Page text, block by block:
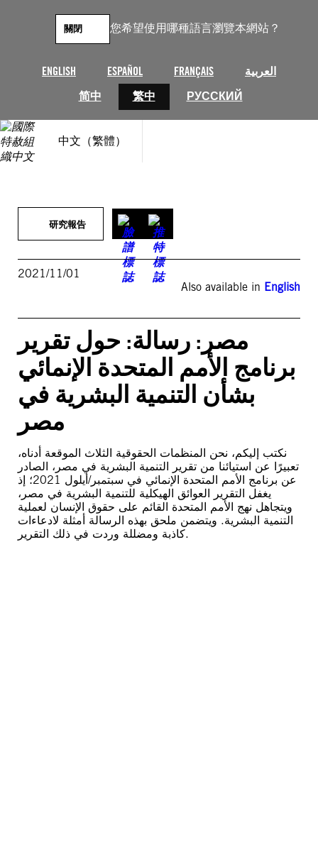
您希望使用哪種語言瀏覽本網站？
ENGLISH ESPAÑOL FRANÇAIS
العربية
简中
繁中 РУССКИЙ
關閉
中文（繁體）
研究報告
2021/11/01
Also available in English
مصر: رسالة: حول تقرير
برنامج الأمم المتحدة الإنمائي
بشأن التنمية البشرية في
مصر
نكتب إليكم، نحن المنظمات الحقوقية الثلاث الموقعة أدناه،
تعبيرًا عن استيائنا من تقرير التنمية البشرية في مصر، الصادر
عن برنامج الأمم المتحدة الإنمائي في سبتمبر/أيلول 2021؛ إذ
يغفل التقرير العوائق الهيكلية للتنمية البشرية في مصر،
ويتجاهل نهج الأمم المتحدة القائم على حقوق الإنسان لعملية
التنمية البشرية. ويتضمن ملحق بهذه الرسالة أمثلة لادعاءات
كاذبة ومضللة وردت في ذلك التقرير.